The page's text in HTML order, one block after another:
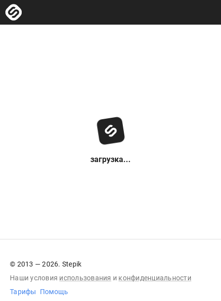
загрузка...
© 2013 — 2026. Stepik
Наши условия использования и конфиденциальности
Тарифы
Помощь